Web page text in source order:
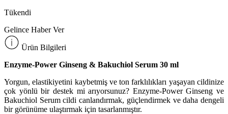
Tükendi
Gelince Haber Ver
Ürün Bilgileri
Enzyme-Power Ginseng & Bakuchiol Serum 30 ml
Yorgun, elastikiyetini kaybetmiş ve ton farklılıkları yaşayan cildinize
çok yönlü bir destek mi arıyorsunuz? Enzyme-Power Ginseng ve
Bakuchiol Serum cildi canlandırmak, güçlendirmek ve daha dengeli
bir görünüme ulaştırmak için tasarlanmıştır.